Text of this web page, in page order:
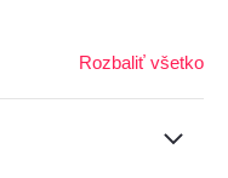
Rozbaliť všetko